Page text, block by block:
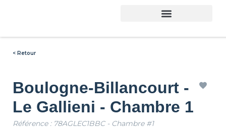
< Retour
Boulogne-Billancourt -
Le Gallieni - Chambre 1
Référence : 78AGLEC1BBC - Chambre #1